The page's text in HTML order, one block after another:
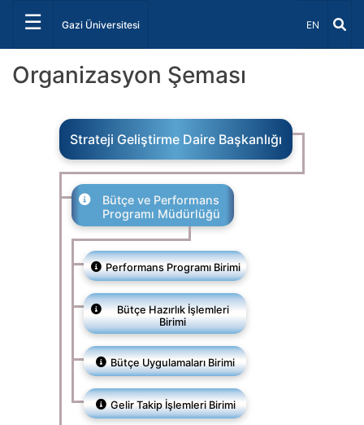
☰ Gazi Üniversitesi Dil Seçiniz
EN
Organizasyon Şeması
Strateji Geliştirme Daire Başkanlığı
Bütçe ve Performans
Programı Müdürlüğü
Performans Programı Birimi
Bütçe Hazırlık İşlemleri
Birimi
Bütçe Uygulamaları Birimi
Gelir Takip İşlemleri Birimi